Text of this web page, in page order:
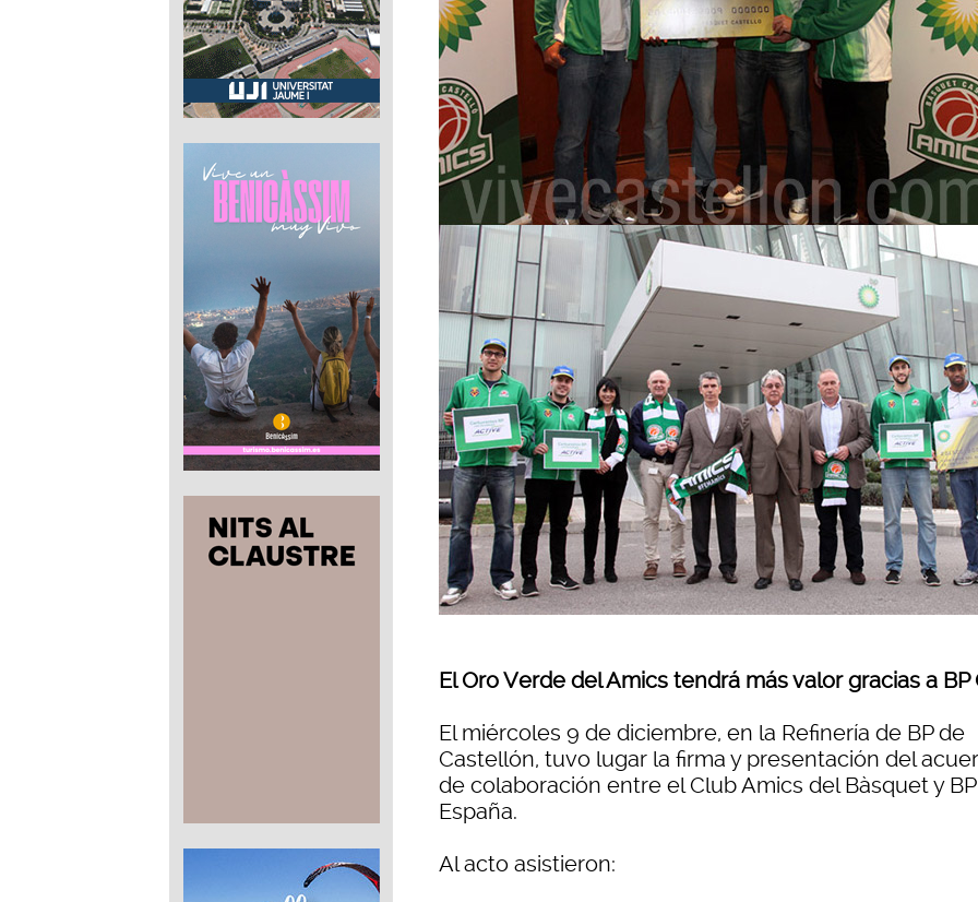
El Oro Verde del Amics tendrá más valor gracias a BP
El miércoles 9 de diciembre, en la Refinería de BP de
Castellón, tuvo lugar la firma y presentación del
de colaboración entre el Club Amics del Bàsquet y BP
España.
Al acto asistieron: